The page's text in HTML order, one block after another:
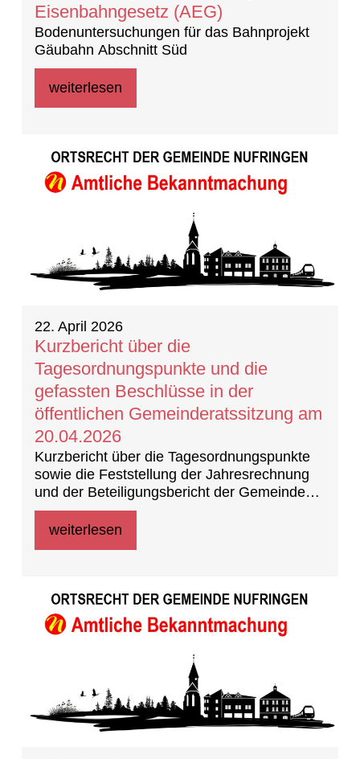
Eisenbahngesetz (AEG)
Bodenuntersuchungen für das Bahnprojekt
Gäubahn Abschnitt Süd
weiterlesen
22. April 2026
Kurzbericht über die
Tagesordnungspunkte und die
gefassten Beschlüsse in der
öffentlichen Gemeinderatssitzung am
20.04.2026
Kurzbericht über die Tagesordnungspunkte
sowie die Feststellung der Jahresrechnung
und der Beteiligungsbericht der Gemeinde
Nufringen für das Haushaltsjahr 2023
weiterlesen